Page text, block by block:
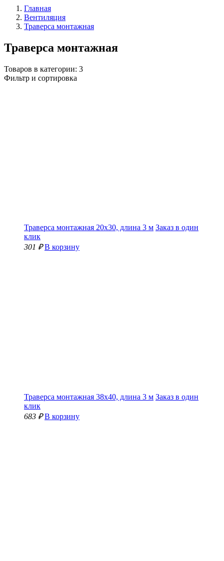
Главная
Вентиляция
Траверса монтажная
Траверса монтажная
Товаров в категории: 3
Фильтр и сортировка
Траверса монтажная 20х30, длина 3 м Заказ в один
клик
301 ₽ В корзину
Траверса монтажная 38х40, длина 3 м Заказ в один
клик
683 ₽ В корзину